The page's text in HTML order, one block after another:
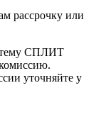
рассрочку или
СПЛИТ
уточняйте у